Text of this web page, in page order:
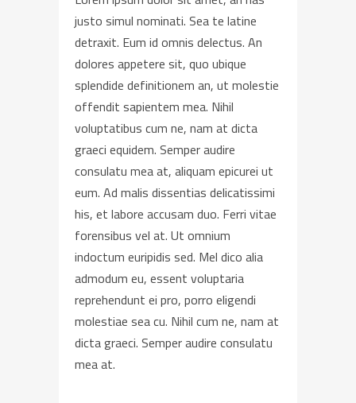
justo simul nominati. Sea te latine
detraxit. Eum id omnis delectus. An
dolores appetere sit, quo ubique
splendide definitionem an, ut molestie
offendit sapientem mea. Nihil
voluptatibus cum ne, nam at dicta
graeci equidem. Semper audire
consulatu mea at, aliquam epicurei ut
eum. Ad malis dissentias delicatissimi
his, et labore accusam duo. Ferri vitae
forensibus vel at. Ut omnium
indoctum euripidis sed. Mel dico alia
admodum eu, essent voluptaria
reprehendunt ei pro, porro eligendi
molestiae sea cu. Nihil cum ne, nam at
dicta graeci. Semper audire consulatu
mea at.